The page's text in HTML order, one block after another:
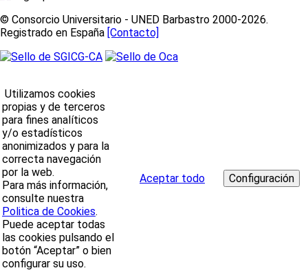
© Consorcio Universitario - UNED Barbastro 2000-2026.
Registrado en España [Contacto]
Utilizamos cookies
propias y de terceros
para fines analíticos
y/o estadísticos
anonimizados y para la
correcta navegación
por la web.
Para más información,
consulte nuestra
Politica de Cookies.
Puede aceptar todas
las cookies pulsando el
botón “Aceptar” o bien
configurar su uso.
Aceptar todo